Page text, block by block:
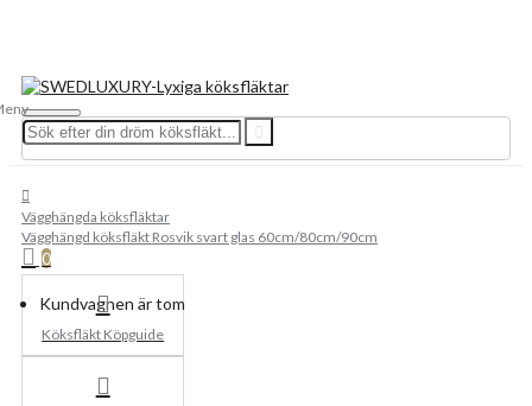
0
Kundvagnen är tom
Vägghängda köksfläktar
Vägghängd köksfläkt Rosvik svart glas 60cm/80cm/90cm
Köksfläkt Köpguide